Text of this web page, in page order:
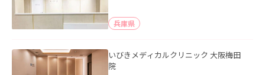
兵庫県
いびきメディカルクリニック 大阪梅田
院